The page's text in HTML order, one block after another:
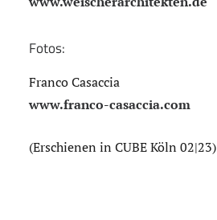
Fotos:
Franco Casaccia
www.franco-casaccia.com
(Erschienen in CUBE Köln 02|23)